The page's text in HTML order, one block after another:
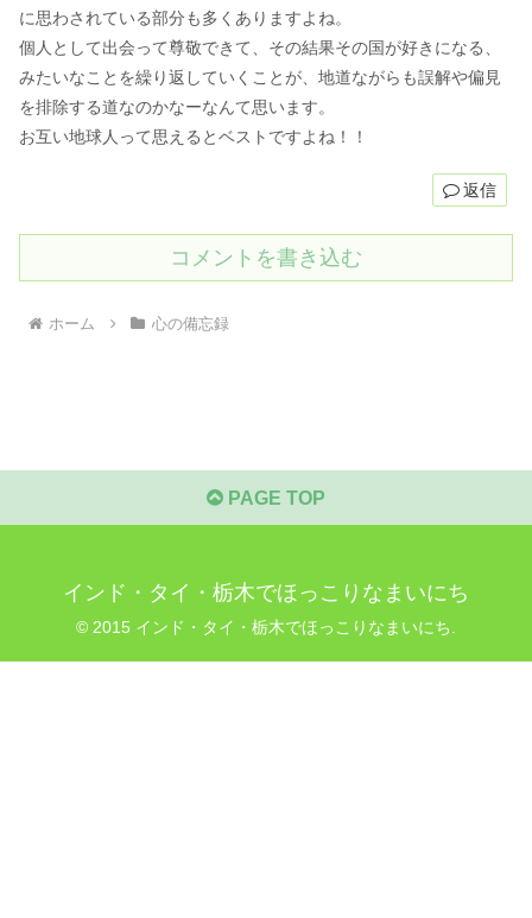
に思わされている部分も多くありますよね。
個人として出会って尊敬できて、その結果その国が好きになる、
みたいなことを繰り返していくことが、地道ながらも誤解や偏見
を排除する道なのかなーなんて思います。
お互い地球人って思えるとベストですよね！！
返信
コメントを書き込む
ホーム 心の備忘録
PAGE TOP
インド・タイ・栃木でほっこりなまいにち
© 2015 インド・タイ・栃木でほっこりなまいにち.